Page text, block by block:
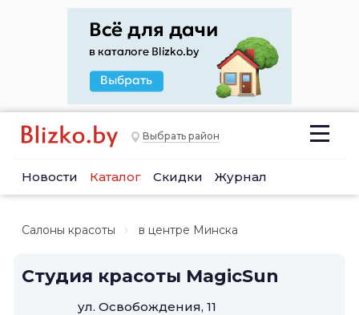
Выбрать район
Новости Каталог Скидки Журнал
Салоны красоты в центре Минска
Студия красоты MagicSun
ул. Освобождения, 11